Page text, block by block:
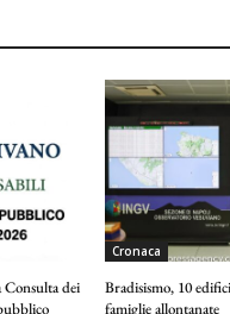
Consulta dei
Cronaca
Bradisismo, 10
famiglie allontanate